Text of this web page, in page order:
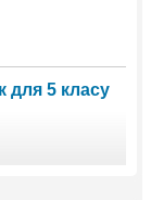
для 5 класу